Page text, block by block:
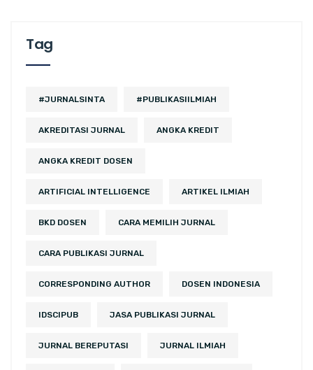
Tag
#JURNALSINTA #PUBLIKASIILMIAH
AKREDITASI JURNAL ANGKA KREDIT
ANGKA KREDIT DOSEN
ARTIFICIAL INTELLIGENCE ARTIKEL ILMIAH
BKD DOSEN CARA MEMILIH JURNAL
CARA PUBLIKASI JURNAL
CORRESPONDING AUTHOR DOSEN INDONESIA
IDSCIPUB JASA PUBLIKASI JURNAL
JURNAL BEREPUTASI JURNAL ILMIAH